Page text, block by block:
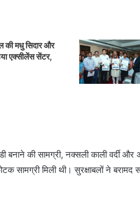
की मधु सिदार और
एक्सीलेंस सेंटर,
बनाने की सामग्री, नक्सली काली वर्दी
सामग्री मिली थी। सुरक्षाबलों ने बरामद